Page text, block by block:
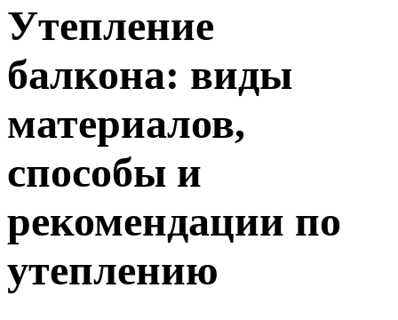
Утепление
балкона: виды
материалов,
способы и
рекомендации по
утеплению